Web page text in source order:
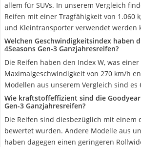
allem für SUVs. In unserem Vergleich
Reifen mit einer Tragfähigkeit von 1.060
und Kleintransporter verwendet werden
Welchen Geschwindigkeitsindex haben
4Seasons Gen-3 Ganzjahresreifen?
Die Reifen haben den Index W, was
Maximalgeschwindigkeit von 270 km/h
Modellen aus unserem Vergleich sind es
Wie kraftstoffeffizient sind die Goodyear
Gen-3 Ganzjahresreifen?
Die Reifen sind diesbezüglich mit einem
bewertet wurden. Andere Modelle aus
haben dagegen einen geringeren